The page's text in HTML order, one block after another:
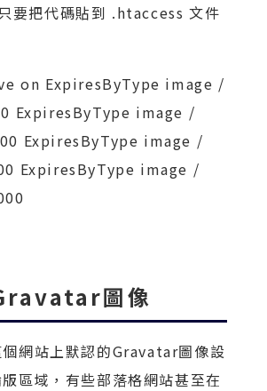
要把代碼貼到 .htaccess 文件
on ExpiresByType image /
ExpiresByType image /
ExpiresByType image /
ExpiresByType image /
圖像
網站上默認的Gravatar圖像設
區域，有些部落格網站甚至在